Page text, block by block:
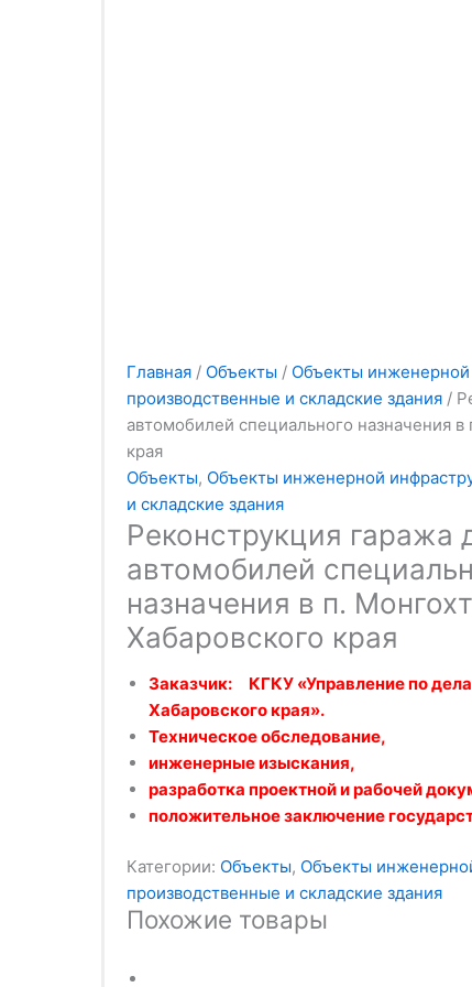
Главная / Объекты / Объекты инженерной
производственные и складские здания /
автомобилей специального назначения
края
Объекты, Объекты инженерной
и складские здания
Реконструкция гаража
автомобилей
назначения в п.
Хабаровского края
Заказчик: КГКУ «Управление по
Хабаровского края».
Техническое обследование,
инженерные изыскания,
разработка проектной и рабочей
положительное заключение
Категории: Объекты, Объекты
производственные и складские здания
Похожие товары